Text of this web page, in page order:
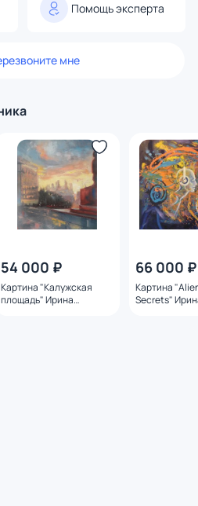
Помощь эксперта
мне
54 000 ₽
Картина "Калужская
площадь" Ирина
66 000 ₽
Картина
Secrets"